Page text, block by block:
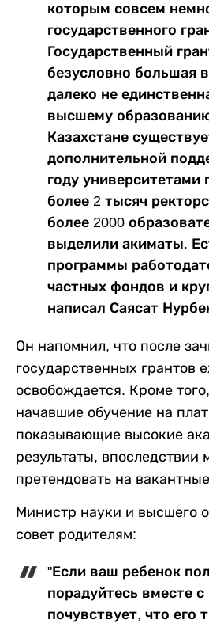
которым совсем
государственного
Государственный
безусловно большая
далеко не
высшему
Казахстане
дополнительной
году университетами
более 2 тысяч
более 2000
выделили акиматы.
программы
частных фондов и
написал Саясат
Он напомнил, что после
государственных грантов
освобождается. Кроме
начавшие обучение на
показывающие высокие
результаты, впоследствии
претендовать на
Министр науки и высшего
совет родителям:
"Если ваш ребенок
порадуйтесь вместе
почувствует, что его